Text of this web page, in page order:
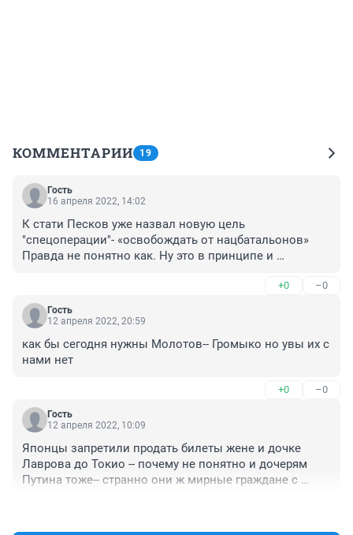
КОММЕНТАРИИ 19
Гость
16 апреля 2022, 14:02
К стати Песков уже назвал новую цель
"спецоперации"- «освобождать от нацбатальонов»
Правда не понятно как. Ну это в принципе и
взорвали, обстреляли и т.д это не важно) а то еще
начнут уточнять чем, как так можно и не отмазаться.
+0 –0
Гость
12 апреля 2022, 20:59
как бы сегодня нужны Молотов-- Громыко но увы их с
нами нет
+0 –0
Гость
12 апреля 2022, 10:09
Японцы запретили продать билеты жене и дочке
Лаврова до Токио -- почему не понятно и дочерям
Путина тоже-- странно они ж мирные граждане с